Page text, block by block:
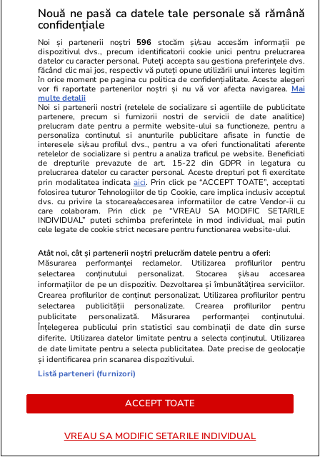
Cafea la 2 euro, prânz pentru
două persoane la 20 euro și
plimbare cu barca la doar 7 euro,
într-o destinație dintr-o țară
vecină cu România
O femeie a
hrăni
amendă de
15 iul.
Ce trebuie să conţină în 2026
kitul de siguranţă auto
Lifestyle 15 iul.
Ce este colostrul și la ce ajută
Nouă ne pasă ca datele tale personale să rămână
confidențiale
Noi și partenerii noștri 596 stocăm și/sau accesăm informații pe
dispozitivul dvs., precum identificatorii cookie unici pentru prelucrarea
datelor cu caracter personal. Puteți accepta sau gestiona preferințele dvs.
făcând clic mai jos, respectiv vă puteți opune utilizării unui interes legitim
în orice moment pe pagina cu politica de confidențialitate. Aceste alegeri
vor fi raportate partenerilor noștri și nu vă vor afecta navigarea. Mai
multe detalii
Noi si partenerii nostri (retelele de socializare si agentiile de publicitate
partenere, precum si furnizorii nostri de servicii de date analitice)
prelucram date pentru a permite website-ului sa functioneze, pentru a
personaliza continutul si anunturile publicitare afisate in functie de
interesele si/sau profilul dvs., pentru a va oferi functionalitati aferente
retelelor de socializare si pentru a analiza traficul pe website. Beneficiati
de drepturile prevazute de art. 15-22 din GDPR in legatura cu
prelucrarea datelor cu caracter personal. Aceste drepturi pot fi exercitate
prin modalitatea indicataaici. Prin click pe “ACCEPT TOATE”, acceptati
folosirea tuturor Tehnologiilor de tip Cookie, care implica inclusiv acceptul
dvs. cu privire la stocarea/accesarea informatiilor de catre Vendor-ii cu
care colaboram. Prin click pe “VREAU SA MODIFIC SETARILE
INDIVIDUAL” puteti schimba preferintele in mod individual, mai putin
cele legate de cookie strict necesare pentru functionarea website-ului.
Atât noi, cât și partenerii noștri prelucrăm datele pentru a oferi:
Măsurarea performanței reclamelor. Utilizarea profilurilor pentru
selectarea conținutului personalizat. Stocarea și/sau accesarea
informațiilor de pe un dispozitiv. Dezvoltarea și îmbunătățirea serviciilor.
Crearea profilurilor de conținut personalizat. Utilizarea profilurilor pentru
selectarea publicității personalizate. Crearea profilurilor pentru
publicitate personalizată. Măsurarea performanței conținutului.
Înțelegerea publicului prin statistici sau combinații de date din surse
diferite. Utilizarea datelor limitate pentru a selecta conținutul. Utilizarea
de date limitate pentru a selecta publicitatea. Date precise de geolocație
și identificarea prin scanarea dispozitivului.
Listă parteneri (furnizori)
ACCEPT TOATE
VREAU SA MODIFIC SETARILE INDIVIDUAL